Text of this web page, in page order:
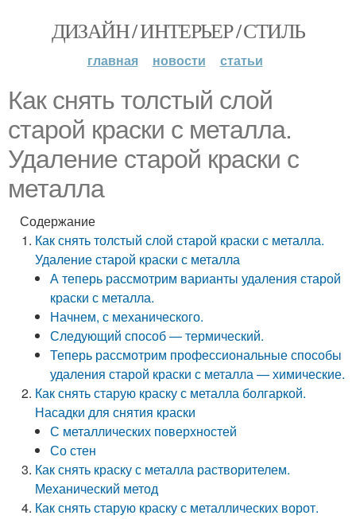
ДИЗАЙН / ИНТЕРЬЕР / СТИЛЬ
главная новости статьи
Как снять толстый слой
старой краски с металла.
Удаление старой краски с
металла
Содержание
Как снять толстый слой старой краски с металла.
Удаление старой краски с металла
А теперь рассмотрим варианты удаления старой
краски с металла.
Начнем, с механического.
Следующий способ — термический.
Теперь рассмотрим профессиональные способы
удаления старой краски с металла — химические.
Как снять старую краску с металла болгаркой.
Насадки для снятия краски
С металлических поверхностей
Со стен
Как снять краску с металла растворителем.
Механический метод
Как снять старую краску с металлических ворот.